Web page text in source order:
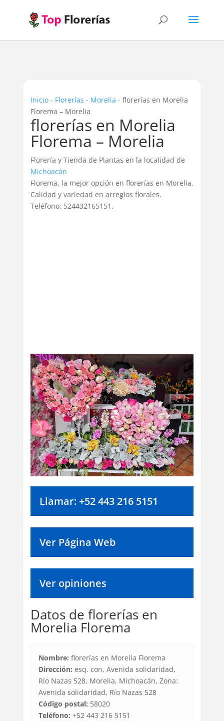
Inicio- Florerías - Morelia - florerías en Morelia
Florema – Morelia
florerías en Morelia
Florema – Morelia
Florería y Tienda de Plantas en la localidad de
Michoacán
Florema, la mejor opción en florerías en Morelia.
Calidad y variedad en arreglos florales.
Teléfono: 524432165151.
Llamar: +52 443 216 5151
Ver Página Web
Ver opiniones
Datos de florerías en
Morelia Florema
Nombre: florerías en Morelia Florema
Dirección: esq. con, Avenida solidaridad,
Río Nazas 528, Morelia, Michoacán, Zona:
Avenida solidaridad, Río Nazas 528
Código postal: 58020
Teléfono: +52 443 216 5151